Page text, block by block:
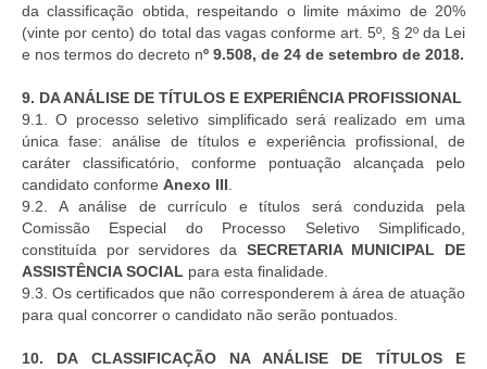
da classificação obtida, respeitando o limite máximo de 20%
(vinte por cento) do total das vagas conforme art. 5º, § 2º da Lei
e nos termos do decreto nº 9.508, de 24 de setembro de 2018.
9. DA ANÁLISE DE TÍTULOS E EXPERIÊNCIA PROFISSIONAL
9.1. O processo seletivo simplificado será realizado em uma
única fase: análise de títulos e experiência profissional , de
caráter classificatório, conforme pontuação alcançada pelo
candidato conforme Anexo III
9.2. A análise de currículo e títulos será conduzida pela
Comissão Especial do Processo Seletivo Simplificado,
constituída por servidores da SECRETARIA MUNICIPAL DE
ASSISTÊNCIA SOCIAL para esta finalidade.
9.3. Os certificados que não corresponderem à área de atuação
para qual concorrer o candidato não serão pontuados.
10. DA CLASSIFICAÇÃO NA ANÁLISE DE TÍTULOS E